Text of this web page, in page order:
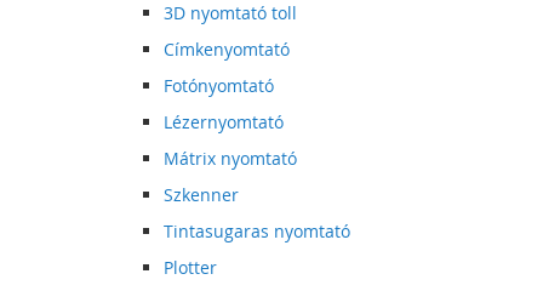
3D nyomtató toll
Címkenyomtató
Fotónyomtató
Lézernyomtató
Mátrix nyomtató
Szkenner
Tintasugaras nyomtató
Plotter